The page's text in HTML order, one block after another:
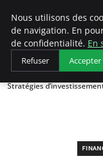
LECFCM
Accueil
Financement et
Stratégies
Nous utilisons des
de navigation. En
de confidentialité. En
Refuser Accepter